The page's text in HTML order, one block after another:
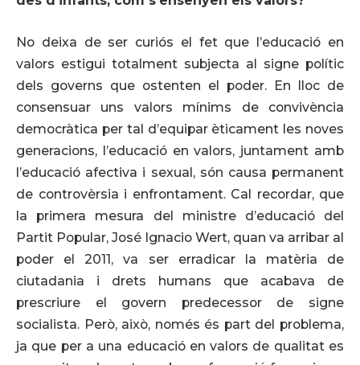
No deixa de ser curiós el fet que l’educació en
valors estigui totalment subjecta al signe polític
dels governs que ostenten el poder. En lloc de
consensuar uns valors mínims de convivència
democràtica per tal d’equipar èticament les noves
generacions, l’educació en valors, juntament amb
l’educació afectiva i sexual, són causa permanent
de controvèrsia i enfrontament. Cal recordar, que
la primera mesura del ministre d’educació del
Partit Popular, José Ignacio Wert, quan va arribar al
poder el 2011, va ser erradicar la matèria de
ciutadania i drets humans que acabava de
prescriure el govern predecessor de signe
socialista. Però, això, només és part del problema,
ja que per a una educació en valors de qualitat es